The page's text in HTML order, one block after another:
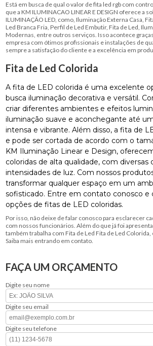
Está em busca de qual o valor de fita led rgb com
que a KM ILUMINACAO LINEAR E DESIGN oferece a
ILUMINAÇÃO LED, como, Iluminação Externa Casa,
Led Branca Fria, Perfil de Led Embutir, Fita de Led,
Modernas, entre outros serviços. Isso acontece
empresa com ótimos profissionais e instalações de
sempre a satisfação do cliente e a excelência em
Fita de Led Colorida
A fita de LED colorida é uma excelente
busca iluminação decorativa e versátil.
criar diferentes ambientes e efeitos
iluminação suave e aconchegante até
intensa e vibrante. Além disso, a fita de
e pode ser cortada de acordo com o
KM Iluminação Linear e Design,
coloridas de alta qualidade, com diversas
intensidades de luz. Com nossos
transformar qualquer espaço em um
sofisticado. Entre em contato conosco e
opções de fitas de LED coloridas.
Por isso, não deixe de falar conosco para esclarecer
com nossos funcionários. Além do que já foi
também trabalha com Fita de Led Fita de Led
Saiba mais entrando em contato.
FAÇA UM ORÇAMENTO
Digite seu nome
Digite seu email
Digite seu telefone